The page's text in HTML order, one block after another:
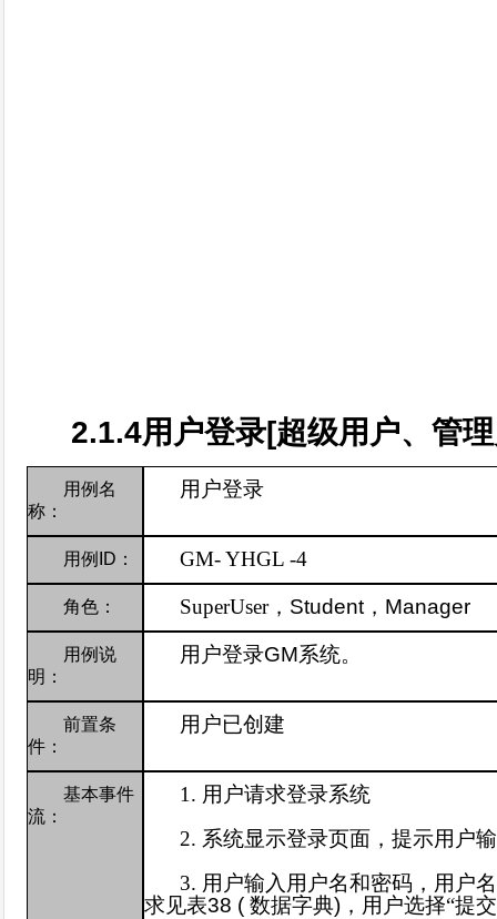
2.1.4用户登录[超级用户、管
用例名
称：
用户登录
用例 ID ： GM-YHGL -4
角色： SuperUser， Student， Manager
用例说
明：
用户登录GM系统。
前置条
件：
用户已创建
基本事件
流：
1. 用户请求登录系统
2. 系统显示登录页面，提示用户
3. 用户输入用户名和密码，用户
求见表38 (数据字典) ，用户选择“提